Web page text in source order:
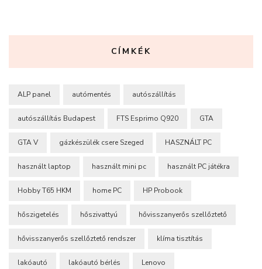
CÍMKÉK
ALP panel autómentés autószállítás
autószállítás Budapest FTS Esprimo Q920 GTA
GTA V gázkészülék csere Szeged HASZNÁLT PC
használt laptop használt mini pc használt PC játékra
Hobby T65 HKM home PC HP Probook
hőszigetelés hőszivattyú hővisszanyerős szellőztető
hővisszanyerős szellőztető rendszer klíma tisztítás
lakóautó lakóautó bérlés Lenovo